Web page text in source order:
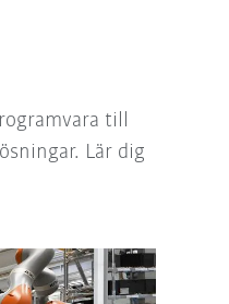
till
Lär dig